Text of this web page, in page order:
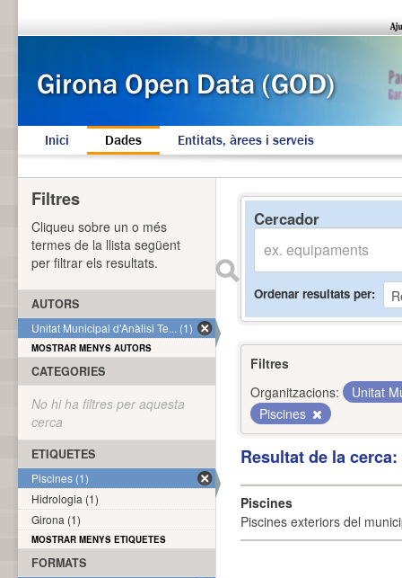
Inici Dades Entitats, àrees i serveis
Cercador
Ordenar resultats per
Filtres
Organitzacions:
Unitat
Piscines
Resultat de la
Piscines
Piscines exteriors del
Filtres
Cliqueu sobre un o més
termes de la llista següent
per filtrar els resultats.
AUTORS
Unitat Municipal d'Anàlisi Te... (1)
MOSTRAR MENYS AUTORS
CATEGORIES
No hi ha filtres per aquesta
cerca
ETIQUETES
Piscines (1)
Hidrologia (1)
Girona (1)
MOSTRAR MENYS ETIQUETES
FORMATS